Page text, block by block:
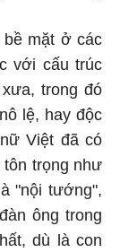
bề mặt ở các
với cấu trúc
trong đó
lệ, hay độc
Việt đã có
trọng như
"nội tướng",
ông trong
dù là con